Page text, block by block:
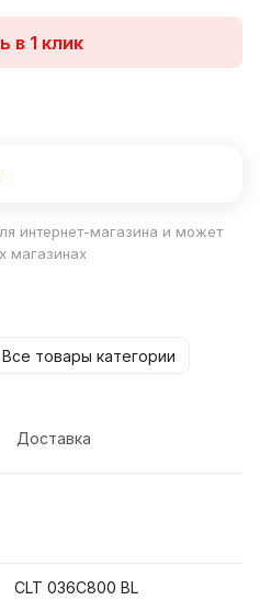
в 1 клик
интернет-магазина и может
магазинах
Все товары категории
Доставка
CLT 036C800 BL